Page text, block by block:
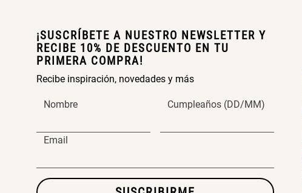
¡SUSCRÍBETE A NUESTRO NEWSLETTER Y
RECIBE 10% DE DESCUENTO EN TU
PRIMERA COMPRA!
Recibe inspiración, novedades y más
Nombre Cumpleaños (DD/MM)
Email